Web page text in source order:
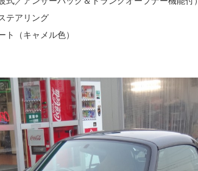
テアリング
ト（キャメル色）